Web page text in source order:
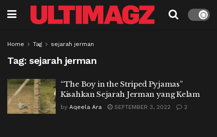
Home Tag sejarah jerman
Tag: sejarah jerman
“The Boy in the Striped Pyjamas”
Kisahkan Sejarah Jerman yang Kelam
by Aqeela Ara SEPTEMBER 3, 2022 2